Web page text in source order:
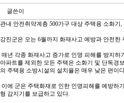
글쓴이
관내안전취약계층 500가구 대상 주택용 소화기,
강진군은오는 6월까지 화재사고 예방과 안전한
매년 각종 화재사고 증가로 인명 피해를 방지하
아파트를제외한 모든 주택은 소화기 및 단독경
의주택용 소방시설의 설치율은 매우 낮은 편이
이에 군은 주택화재로 인한 인명피해를 예방하
형감지기를 보급하고 있다.